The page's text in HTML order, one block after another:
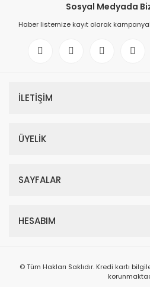
Sosyal Medyada
Haber listemize kayıt olarak
İLETİŞİM
ÜYELİK
SAYFALAR
HESABIM
© Tüm Hakları Saklıdır. Kredi kartı